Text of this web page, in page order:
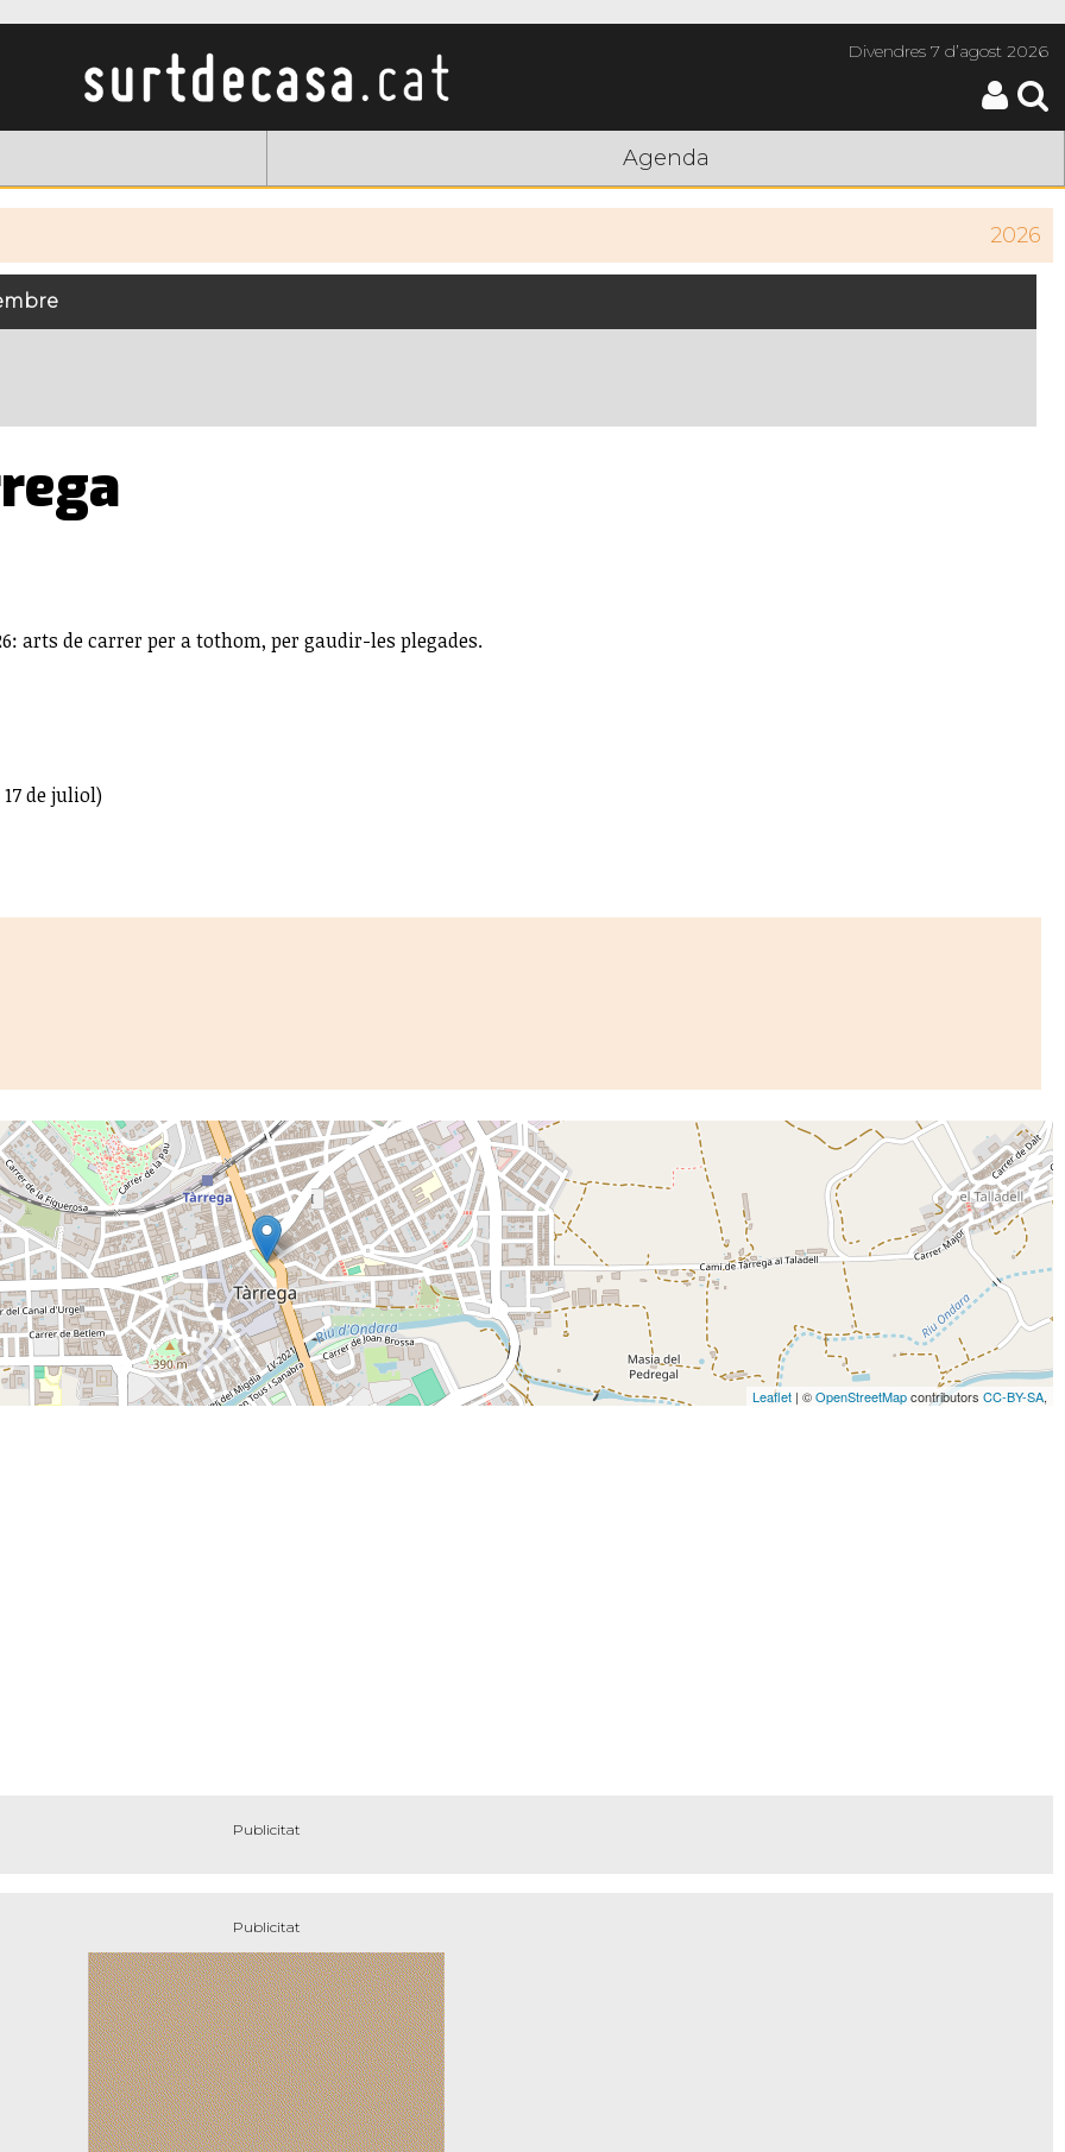
Divendres7 d’agost 2026
Agenda
2026
arts de carrer per a tothom, per gaudir-les plegades.
de juliol)
Leaflet | ©OpenStreetMapcontributors CC-BY-SA,